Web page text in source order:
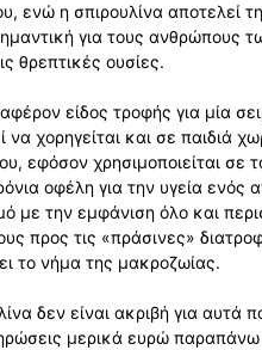
ενώ η σπιρουλίνα αποτελεί
για τους ανθρώπους
θρεπτικές ουσίες.
είδος τροφής για μία
χορηγείται και σε παιδιά
εφόσον χρησιμοποιείται σε
οφέλη για την υγεία ενός
με την εμφάνιση όλο και
προς τις «πράσινες»
το νήμα της μακροζωίας.
δεν είναι ακριβή για αυτά
μερικά ευρώ παραπάνω